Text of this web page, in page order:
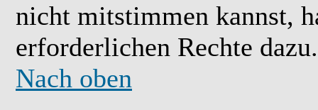
nicht mitstimmen kannst,
erforderlichen Rechte dazu.
Nach oben